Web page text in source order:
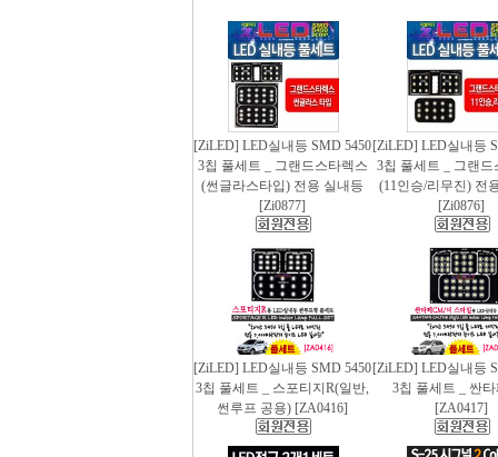
[ZiLED] LED실내등 SMD 5450
3칩 풀세트 _ 그랜드스타렉스
(썬글라스타입) 전용 실내등
[Zi0877]
[ZiLED] LED실내등
3칩 풀세트 _ 그랜드
(11인승/리무진) 전
[Zi0876]
[ZiLED] LED실내등 SMD 5450
3칩 풀세트 _ 스포티지R(일반,
썬루프 공용) [ZA0416]
[ZiLED] LED실내등
3칩 풀세트 _ 싼
[ZA0417]